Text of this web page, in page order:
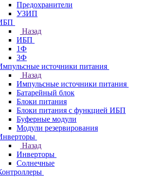
Предохранители
УЗИП
Назад
ИБП
1Ф
3Ф
источники питания
Назад
Импульсные источники питания
Батарейный блок
Блоки питания
Блоки питания с функцией ИБП
Буферные модули
Модули резервирования
Назад
Инверторы
Солнечные